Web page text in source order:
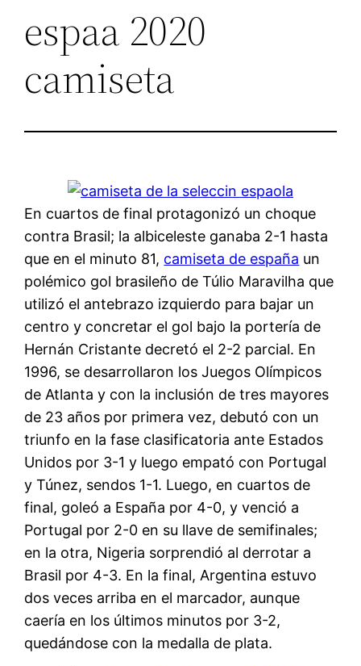
espaa 2020
camiseta
En cuartos de final protagonizó un choque
contra Brasil; la albiceleste ganaba 2-1 hasta
que en el minuto 81, camiseta de españa un
polémico gol brasileño de Túlio Maravilha que
utilizó el antebrazo izquierdo para bajar un
centro y concretar el gol bajo la portería de
Hernán Cristante decretó el 2-2 parcial. En
1996, se desarrollaron los Juegos Olímpicos
de Atlanta y con la inclusión de tres mayores
de 23 años por primera vez, debutó con un
triunfo en la fase clasificatoria ante Estados
Unidos por 3-1 y luego empató con Portugal
y Túnez, sendos 1-1. Luego, en cuartos de
final, goleó a España por 4-0, y venció a
Portugal por 2-0 en su llave de semifinales;
en la otra, Nigeria sorprendió al derrotar a
Brasil por 4-3. En la final, Argentina estuvo
dos veces arriba en el marcador, aunque
caería en los últimos minutos por 3-2,
quedándose con la medalla de plata.